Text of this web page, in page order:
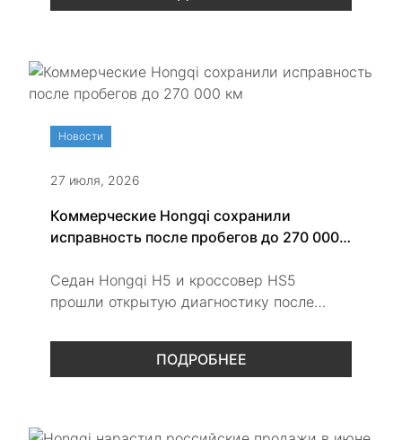
Новости
27 июля, 2026
Коммерческие Hongqi сохранили
исправность после пробегов до 270 000
Седан Hongqi H5 и кроссовер HS5
прошли открытую диагностику после
автопарке и пробегов до 270 000 км.
ПОДРОБНЕЕ